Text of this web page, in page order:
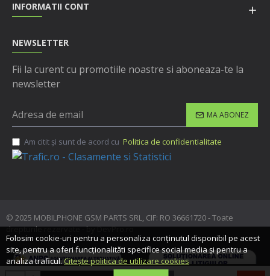
INFORMATII CONT
NEWSLETTER
Fii la curent cu promotiile noastre si aboneaza-te la
newsletter
MA ABONEZ
Am citit şi sunt de acord cu Politica de confidentialitate
© 2025 MOBILPHONE GSM PARTS SRL, CIF: RO 36661720 - Toate
drepturile rezervate - by DevPro.ro
Folosim cookie-uri pentru a personaliza conținutul disponibil pe acest
site, pentru a oferi funcționalităti specifice social media și pentru a
analiza traficul.Citește politica de utilizare cookies